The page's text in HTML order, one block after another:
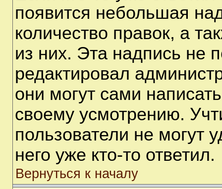
появится небольшая
количество правок, а
из них. Эта надпись не
редактировал
они могут сами
своему усмотрению.
пользователи не могут
него уже кто-то ответил.
Вернуться к началу